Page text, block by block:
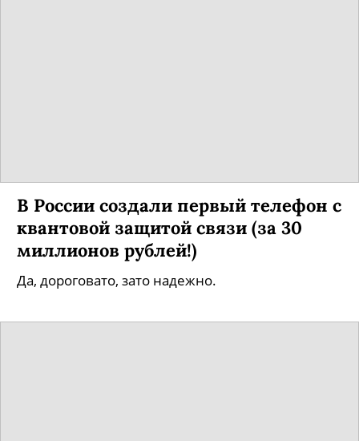
В России создали первый телефон с
квантовой защитой связи (за 30
миллионов рублей!)
Да, дороговато, зато надежно.